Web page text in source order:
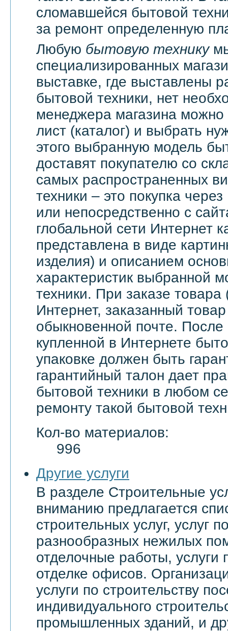
сломавшейся бытовой
за ремонт определенную
Любую бытовую технику
специализированных
выставке, где выставлены
бытовой техники, нет
менеджера магазина можно
лист (каталог) и выбрать
этого выбранную модель
доставят покупателю со
самых распространенных
техники – это покупка
или непосредственно с
глобальной сети Интернет
представлена в виде
изделия) и описанием
характеристик выбранной
техники. При заказе товара
Интернет, заказанный
обыкновенной почте. После
купленной в Интернете
упаковке должен быть
гарантийный талон дает
бытовой техники в любом
ремонту такой бытовой
Кол-во материалов:
996
Другие услуги
В разделе Строительные
вниманию предлагается
строительных услуг, услуг
разнообразных нежилых
отделочные работы, услуги
отделке офисов.
услуги по строительству
индивидуального
промышленных зданий, и